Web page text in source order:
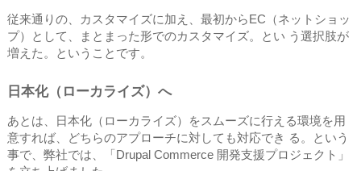
従来通りの、カスタマイズに加え、最初からEC（ネットショッ
プ）として、まとまった形でのカスタマイズ。とい う選択肢が
増えた。ということです。
日本化（ローカライズ）へ
あとは、日本化（ローカライズ）をスムーズに行える環境を用
意すれば、どちらのアプローチに対しても対応でき る。という
事で、弊社では、「Drupal Commerce 開発支援プロジェクト」